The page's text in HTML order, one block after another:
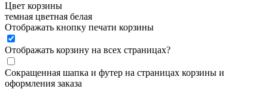
Цвет корзины
темная цветная белая
Отображать кнопку печати корзины
Отображать корзину на всех страницах?
Сокращенная шапка и футер на страницах корзины и
оформления заказа